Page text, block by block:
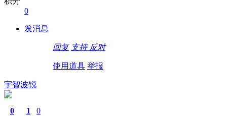
0
发消息
回复 支持 反对
使用道具 举报
宇智波锐
0 1 0